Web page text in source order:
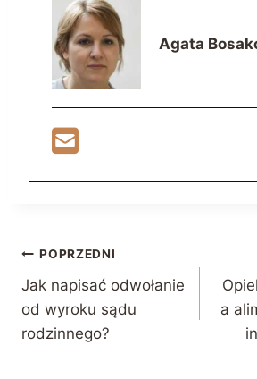
Agata
Nawigacja
wpisu
POPRZEDNI
Jak napisać odwołanie
od wyroku sądu
rodzinnego?
a